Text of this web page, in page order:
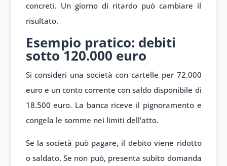
concreti. Un giorno di ritardo può cambiare il
risultato.
Esempio pratico: debiti
sotto 120.000 euro
Si consideri una società con cartelle per 72.000
euro e un conto corrente con saldo disponibile di
18.500 euro. La banca riceve il pignoramento e
congela le somme nei limiti dell’atto.
Se la società può pagare, il debito viene ridotto
o saldato. Se non può, presenta subito domanda